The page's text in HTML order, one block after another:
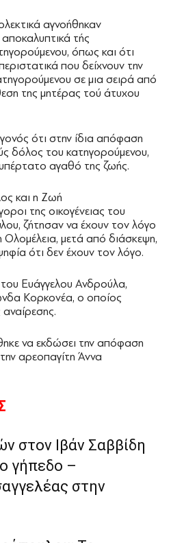
αγνοήθηκαν
τής
όπως και ότι
που δείχνουν την
σε μια σειρά από
της μητέρας τού άτυχου
ότι στην ίδια απόφαση
δόλος του κατηγορούμενου,
αγαθό της ζωής.
και η Ζωή
της οικογένειας του
ζήτησαν να έχουν τον λόγο
Ολομέλεια, μετά από διάσκεψη,
ότι δεν έχουν τον λόγο.
Ευάγγελου Ανδρούλα,
Κορκονέα, ο οποίος
να εκδώσει την απόφαση
αρεοπαγίτη Άννα
στον Ιβάν Σαββίδη
γήπεδο –
στην